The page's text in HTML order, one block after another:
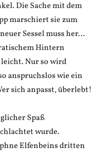
Die Sache mit dem
marschiert sie zum
Sessel muss her…
Hintern
Nur so wird
anspruchslos wie ein
sich anpasst, überlebt!
Spaß
wurde.
Elfenbeins dritten